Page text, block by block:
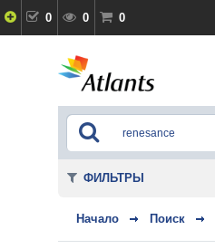
0 0 0
Начало Поиск
ФИЛЬТРЫ